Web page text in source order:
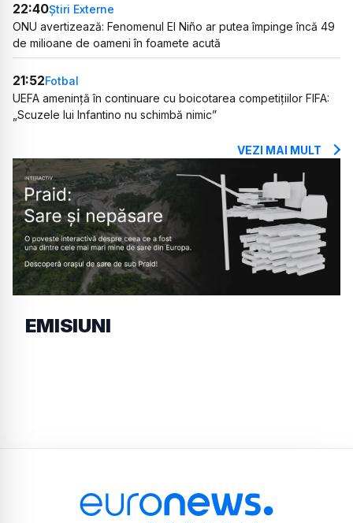
22:40Știri Externe
ONU avertizează: Fenomenul El Niño ar putea împinge încă 49
de milioane de oameni în foamete acută
21:52Fotbal
UEFA amenință în continuare cu boicotarea competițiilor FIFA:
„Scuzele lui Infantino nu schimbă nimic”
VEZI MAI MULT
EMISIUNI